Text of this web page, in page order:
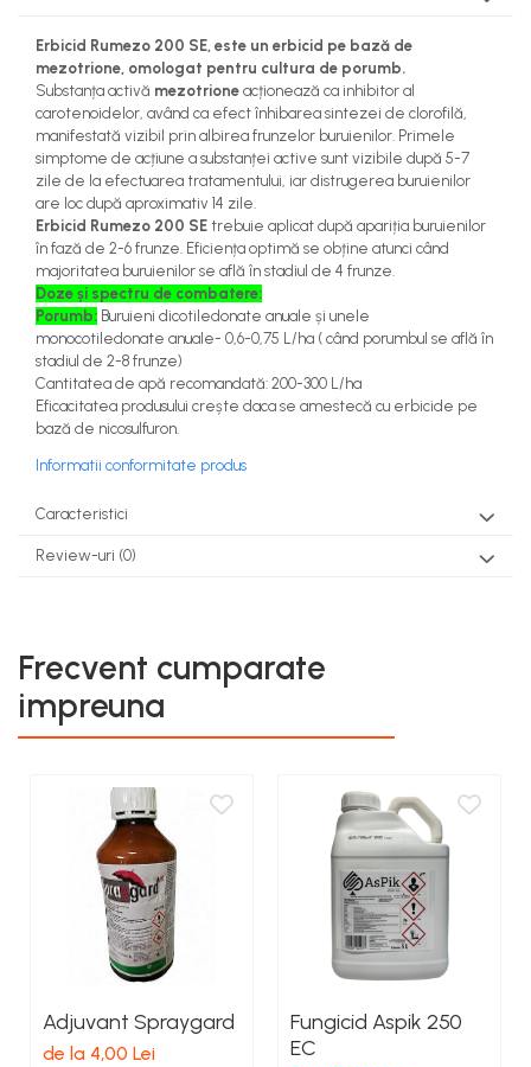
Nivele si masurare unghi
Nivele, Echere si Compasuri
Rulete
Erbicid Rumezo 200 SE, este un erbicid pe bază de
mezotrione, omologat pentru cultura de porumb.
Substanța activă mezotrione acționează ca inhibitor al
carotenoidelor, având ca efect înhibarea sintezei de clorofilă,
manifestată vizibil prin albirea frunzelor buruienilor. Primele
simptome de acțiune a substanței active sunt vizibile după 5-7
zile de la efectuarea tratamentului, iar distrugerea buruienilor
are loc după aproximativ 14 zile.
Erbicid Rumezo 200 SE trebuie aplicat după apariția buruienilor
în fază de 2-6 frunze. Eficiența optimă se obține atunci când
majoritatea buruienilor se află în stadiul de 4 frunze.
Doze și spectru de combatere:
Porumb: Buruieni dicotiledonate anuale și unele
monocotiledonate anuale- 0,6-0,75 L/ha ( când porumbul se află în
stadiul de 2-8 frunze)
Cantitatea de apă recomandată: 200-300 L/ha
Eficacitatea produsului crește daca se amestecă cu erbicide pe
bază de nicosulfuron.
Informatii conformitate produs
Caracteristici
Review-uri (0)
Frecvent cumparate
impreuna
Adjuvant Spraygard
de la 4,00 Lei
Fungicid Aspik 250
EC